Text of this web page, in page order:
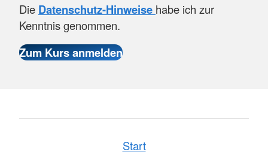
Die Datenschutz-Hinweise habe ich zur
Kenntnis genommen.
Start